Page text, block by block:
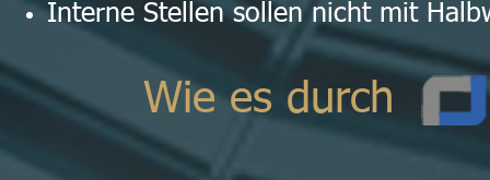
Interne Stellen sollen nicht mit
Wie es durch